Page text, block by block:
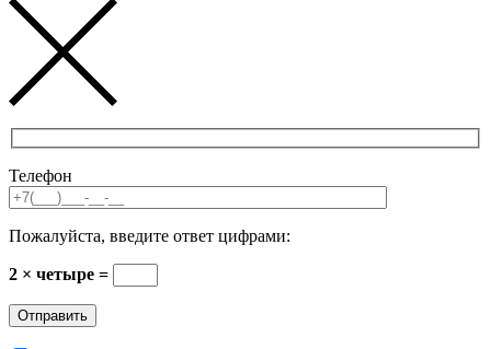
Телефон
Пожалуйста, введите ответ цифрами:
2 × четыре =